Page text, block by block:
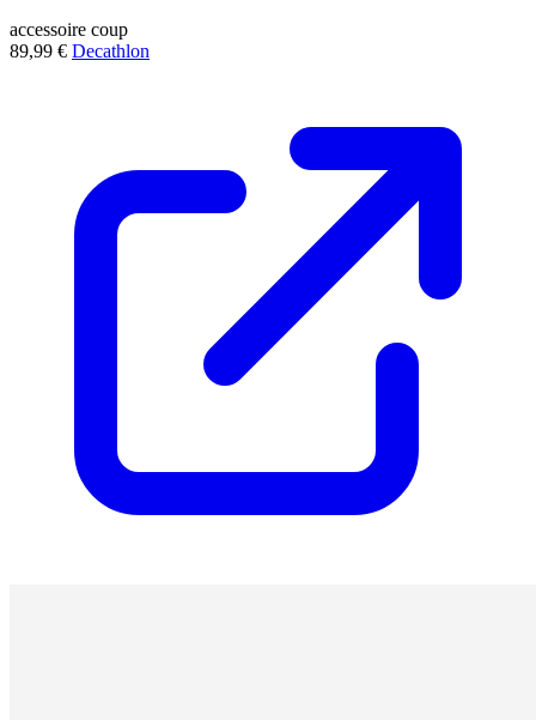
accessoire coup
89,99 € Decathlon